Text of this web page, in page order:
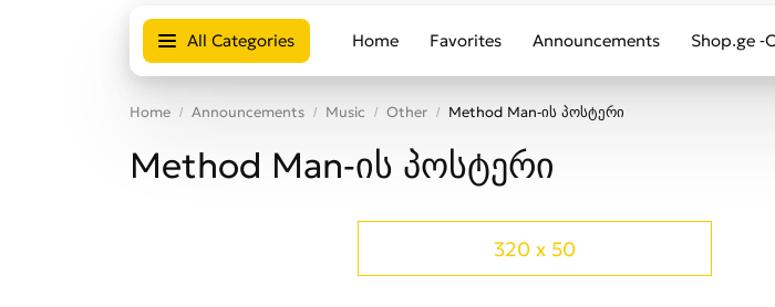
All Categories Home Favorites Announcements Shop.ge -
Home Announcements Music Other Method Man-ის პოსტერი
Method Man-ის პოსტერი
320 x 50